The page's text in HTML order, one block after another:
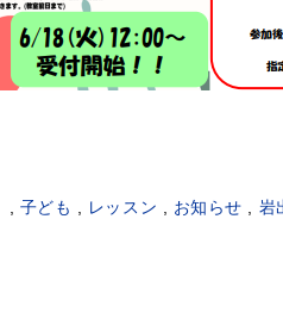
子ども レッスン お知らせ 岩